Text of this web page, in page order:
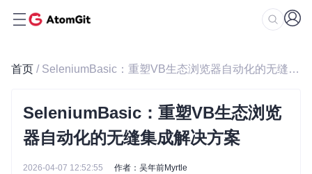
首页 / SeleniumBasic：重塑VB生态浏览器自动化的无缝集成解决方案
SeleniumBasic：重塑VB生态浏览
器自动化的无缝集成解决方案
2026-04-07 12:52:55 作者：吴年前Myrtle